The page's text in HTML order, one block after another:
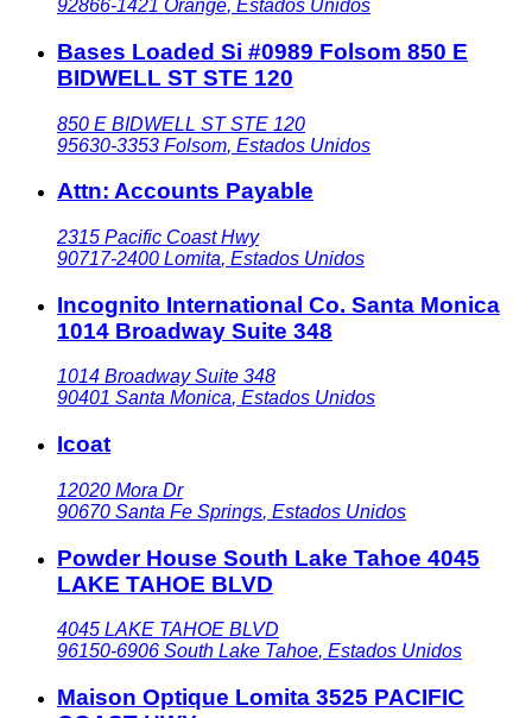
92866-1421 Orange, Estados Unidos
Bases Loaded Si #0989 Folsom 850 E
BIDWELL ST STE 120
850 E BIDWELL ST STE 120
95630-3353 Folsom, Estados Unidos
Attn: Accounts Payable
2315 Pacific Coast Hwy
90717-2400 Lomita, Estados Unidos
Incognito International Co. Santa Monica
1014 Broadway Suite 348
1014 Broadway Suite 348
90401 Santa Monica, Estados Unidos
Icoat
12020 Mora Dr
90670 Santa Fe Springs, Estados Unidos
Powder House South Lake Tahoe 4045
LAKE TAHOE BLVD
4045 LAKE TAHOE BLVD
96150-6906 South Lake Tahoe, Estados Unidos
Maison Optique Lomita 3525 PACIFIC